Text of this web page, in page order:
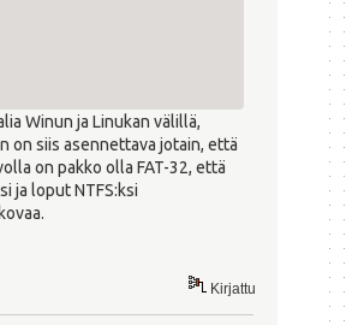
Winun ja Linukan välillä,
on siis asennettava jotain, että
on pakko olla FAT-32, että
ja loput NTFS:ksi
Kirjattu